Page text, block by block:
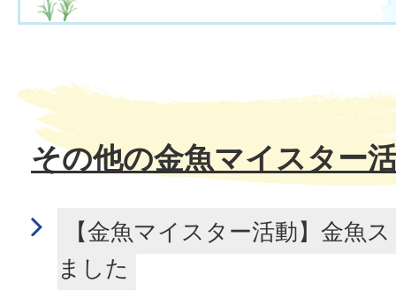
その他の金魚マイスター
【金魚マイスター活動】金魚
ました